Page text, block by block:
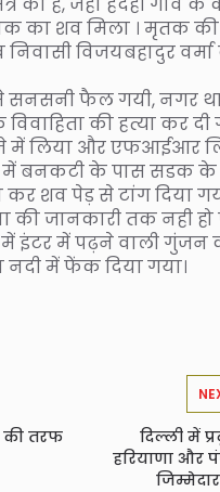
का शव मिला । मृतक
निवासी विजयबहादुर
सनसनी फैल गयी, नगर
की हत्या कर दी
में लिया और एफआईआर
में बनकटी के पास सडक के
शव पेड़ से टांग दिया
जानकारी तक नही हो
में इंटर में पढ़ने वाली गुंजन
में फेंक दिया गया।
की तरफ
दिल्ली में
हरियाणा और